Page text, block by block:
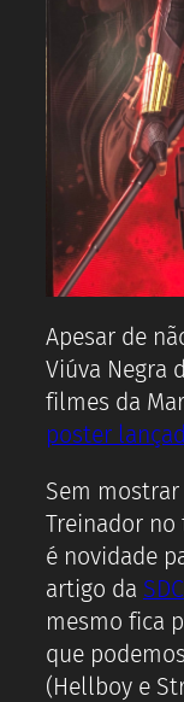
Apesar de
Viúva Negra
filmes da
poster
Sem
Treinador no
é novidade
artigo da
mesmo fica
que
(Hellboy e